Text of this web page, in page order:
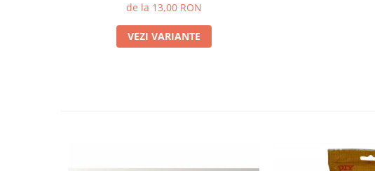
de la 13,00 RON
VEZI VARIANTE